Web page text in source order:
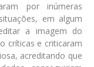
por inúmeras
em algum
a imagem do
críticas e criticaram
acreditando que